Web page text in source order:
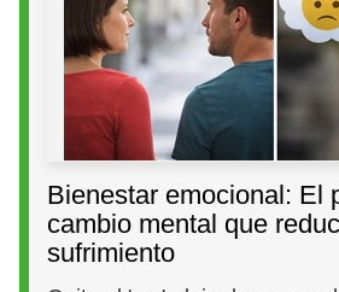
Bienestar emocional: El
cambio mental que
sufrimiento